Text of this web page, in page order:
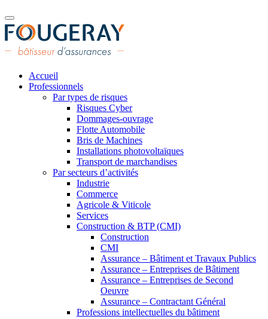
Accueil
Professionnels
Par types de risques
Risques Cyber
Dommages-ouvrage
Flotte Automobile
Bris de Machines
Installations photovoltaïques
Transport de marchandises
Par secteurs d’activités
Industrie
Commerce
Agricole & Viticole
Services
Construction & BTP (CMI)
Construction
CMI
Assurance – Bâtiment et Travaux Publics
Assurance – Entreprises de Bâtiment
Assurance – Entreprises de Second
Oeuvre
Assurance – Contractant Général
Professions intellectuelles du bâtiment